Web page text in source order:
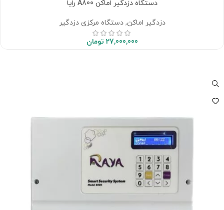
دستگاه دزدگیر اماکن A800 رایا
دزدگیر اماکن,دستگاه مرکزی دزدگیر
27,000,000 تومان